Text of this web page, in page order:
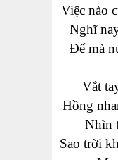
Việc nào
Nghĩ
Để mà
Vắt
Hồng
Nhìn
Sao trời